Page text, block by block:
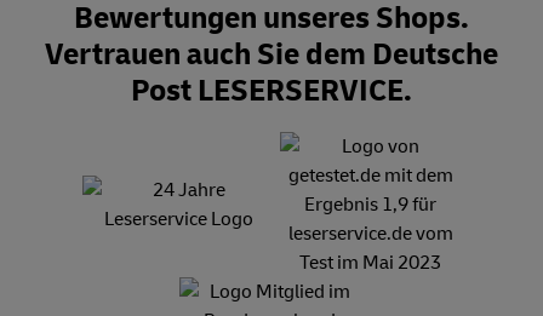
Bewertungen unseres Shops.
Vertrauen auch Sie dem Deutsche
Post LESERSERVICE.